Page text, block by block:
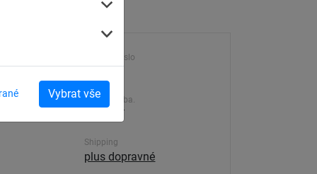
Vybrat vše
Výrobek číslo
Dodací doba.
7-21 dní
Shipping
plus dopravné